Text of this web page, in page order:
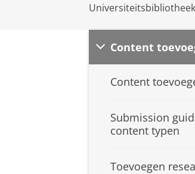
Universiteitsbibliotheek
Content
Content
Submission
content typen
Toevoegen